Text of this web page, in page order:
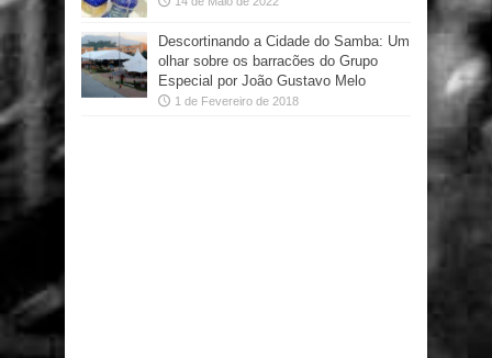
Descortinando a Cidade do Samba: Um
olhar sobre os barracões do Grupo
Especial por João Gustavo Melo
1 de Fevereiro de 2018